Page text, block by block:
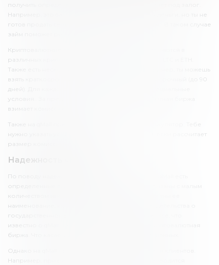
получить определенное количество криптомонет под залог.
Например, это важно, если тебе срочно нужны деньги, но ты не
готов продать свою криптовалюту прямо сейчас. В таком случае
займ поможет решить проблему.
Криптовалютные займы на «Кумолл» предоставляются в
различных криптовалютах. Их можно взять в BTC, LTC и ETH.
Также есть несколько вариантов условий. Например, ты можешь
взять краткосрочный займ (от 7 дней) или долгосрочный (до 90
дней). Для каждого пакета предоставляются специальные
условия.. За предоставление займа криптовалютная биржа
взимает комиссию.
Также на qMall предусмотрен специальный калькулятор. Тебе
нужно указать условия, и платформа автоматически рассчитает
размер комиссии и сборов.
Надежность «Кумолл»
По поводу надежности криптовалютной биржи qMall есть
определенные вопросы. Прежде всего, они связаны с малым
количеством информации о компании. Неизвестны ее
наименование, юридический адрес, номер свидетельства о
государственной регистрации, другие данные. Все, что
известно о qMall – это то, что это украинская криптовалютная
биржа. Что касается лицензии, о ней также нет данных.
Однако на qMall продумана защита безопасности клиентов.
Например, при регистрации здесь сразу же проводится